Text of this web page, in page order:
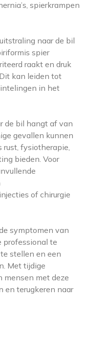
spierkrampen
naar de bil
spier
raakt en druk
kan leiden tot
in het
de bil hangt af van
gevallen kunnen
fysiotherapie,
bieden. Voor
of chirurgie
symptomen van
professional te
stellen en een
Met tijdige
mensen met deze
en terugkeren naar